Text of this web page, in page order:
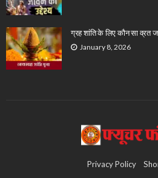
ग्रह शांति के लिए कौन सा व्रत
January 8, 2026
Privacy Policy